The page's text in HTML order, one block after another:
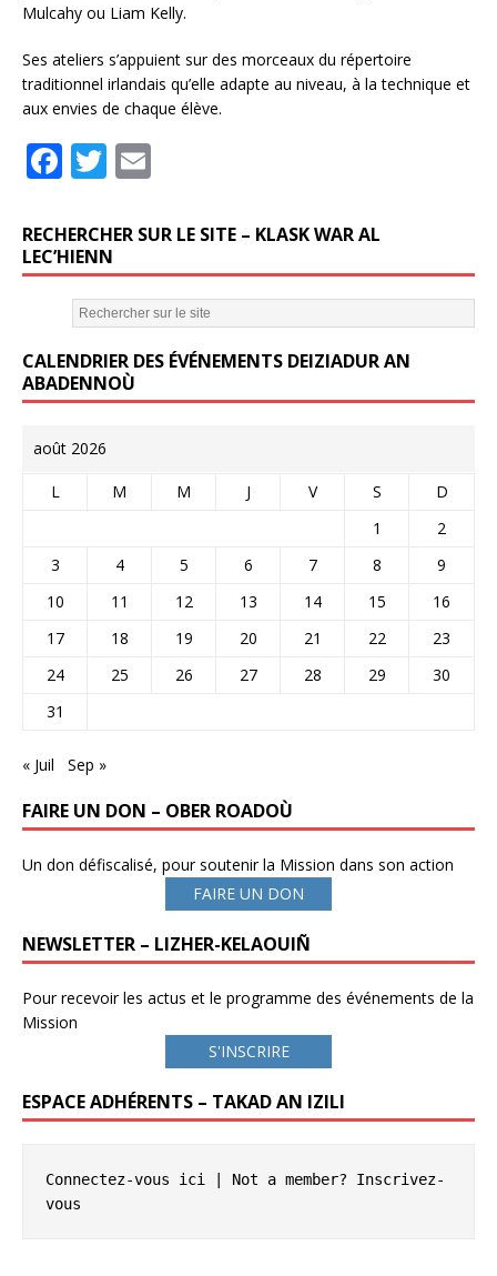
Mulcahy ou Liam Kelly.
Ses ateliers s’appuient sur des morceaux du répertoire
traditionnel irlandais qu’elle adapte au niveau, à la technique et
aux envies de chaque élève.
F
a
c
e
b
o
o
k
T
w
it
te
r
ai
l
RECHERCHER SUR LE SITE – KLASK WAR AL
LEC’HIENN
CALENDRIER DES ÉVÉNEMENTS DEIZIADUR AN
ABADENNOÙ
août 2026
L M M J V S
D
1
2
3
4 5 6 7 8
9
10
11 12 13 14 15
16
17
18 19 20 21 22
23
24
25 26 27 28 29
30
31
« Juil Sep »
FAIRE UN DON – OBER ROADOÙ
Un don défiscalisé, pour soutenir la Mission dans son action
FAIRE UN DON
NEWSLETTER – LIZHER-KELAOUIÑ
Pour recevoir les actus et le programme des événements de la
Mission
S'INSCRIRE
ESPACE ADHÉRENTS – TAKAD AN IZILI
Connectez-vous ici | Not a member? Inscrivez-
vous